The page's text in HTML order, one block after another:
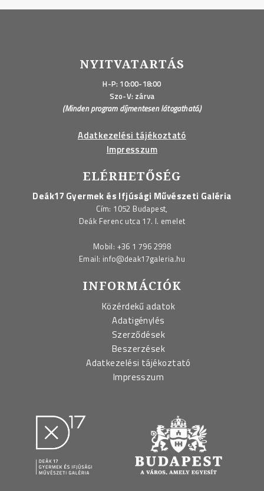
NYITVATARTÁS
H-P: 10:00-18:00
Szo-V: zárva
(Minden program díjmentesen látogatható.)
Adatkezelési tájékoztató
Impresszum
ELÉRHETŐSÉG
Deák17 Gyermek és Ifjúsági Művészeti Galéria
Cím: 1052 Budapest,
Deák Ferenc utca 17. I. emelet
Mobil: +36 1 796 2998
Email: info@deak17galeria.hu
INFORMÁCIÓK
Közérdekű adatok
Adatigénylés
Szerződések
Beszerzések
Adatkezelési tájékoztató
Impresszum